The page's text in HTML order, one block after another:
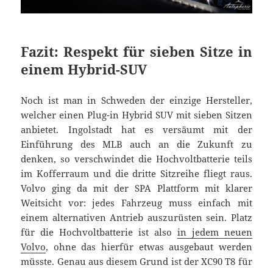
Fazit: Respekt für sieben Sitze in
einem Hybrid-SUV
Noch ist man in Schweden der einzige Hersteller,
welcher einen Plug-in Hybrid SUV mit sieben Sitzen
anbietet. Ingolstadt hat es versäumt mit der
Einführung des MLB auch an die Zukunft zu
denken, so verschwindet die Hochvoltbatterie teils
im Kofferraum und die dritte Sitzreihe fliegt raus.
Volvo ging da mit der SPA Plattform mit klarer
Weitsicht vor: jedes Fahrzeug muss einfach mit
einem alternativen Antrieb auszurüsten sein. Platz
für die Hochvoltbatterie ist also in jedem neuen
Volvo, ohne das hierfür etwas ausgebaut werden
müsste. Genau aus diesem Grund ist der XC90 T8 für